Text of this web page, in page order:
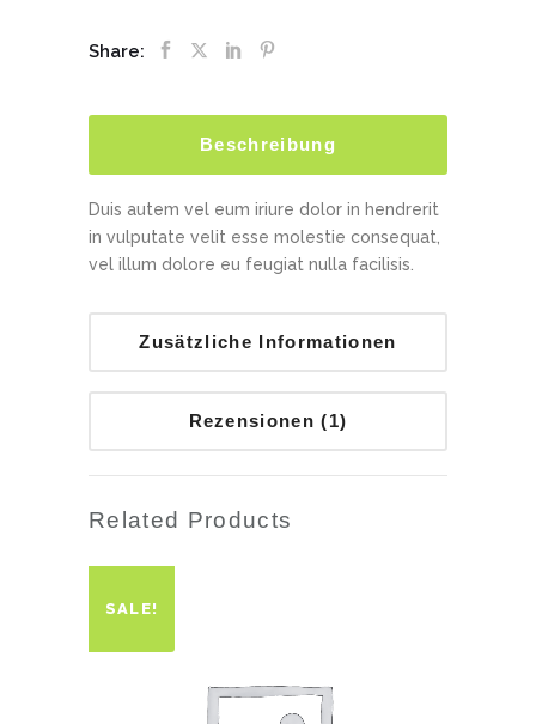
Share:
Beschreibung
Duis autem vel eum iriure dolor in hendrerit
in vulputate velit esse molestie consequat,
vel illum dolore eu feugiat nulla facilisis.
Zusätzliche Informationen
Rezensionen (1)
Related Products
SALE!